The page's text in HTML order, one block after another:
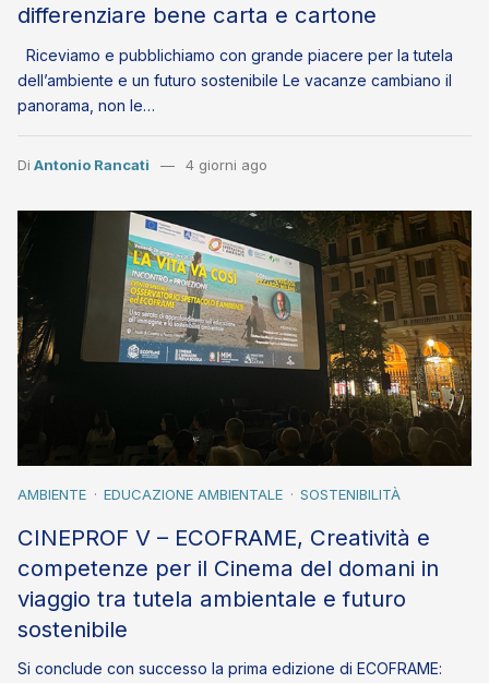
differenziare bene carta e cartone
Riceviamo e pubblichiamo con grande piacere per la tutela
dell’ambiente e un futuro sostenibile Le vacanze cambiano il
panorama, non le…
Di Antonio Rancati 4 giorni ago
AMBIENTE EDUCAZIONE AMBIENTALE SOSTENIBILITÀ
CINEPROF V – ECOFRAME, Creatività e
competenze per il Cinema del domani in
viaggio tra tutela ambientale e futuro
sostenibile
Si conclude con successo la prima edizione di ECOFRAME: